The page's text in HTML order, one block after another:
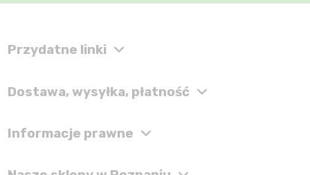
Przydatne linki
Dostawa, wysyłka, płatność
Informacje prawne